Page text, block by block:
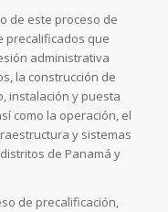
de este proceso de
precalificados que
administrativa
la construcción de
instalación y puesta
como la operación, el
y sistemas
de Panamá y
de precalificación,